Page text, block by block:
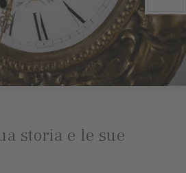
storia e le sue